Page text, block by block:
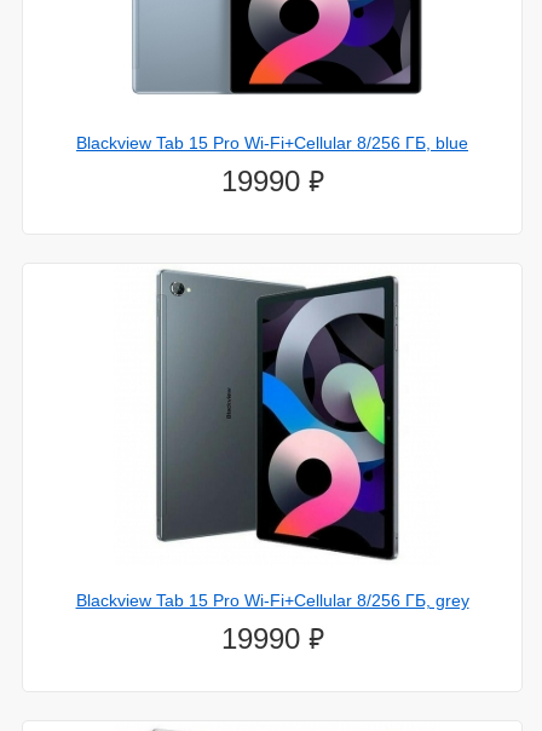
Blackview Tab 15 Pro Wi-Fi+Cellular 8/256 ГБ, blue
19990 ⃏
Blackview Tab 15 Pro Wi-Fi+Cellular 8/256 ГБ, grey
19990 ⃏